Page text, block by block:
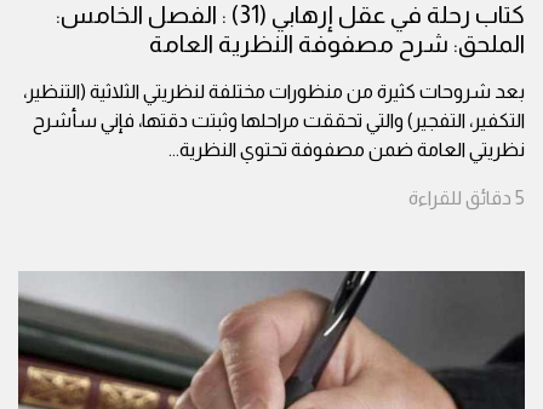
كتاب رحلة في عقل إرهابي (31) : الفصل الخامس:
الملحق: شرح مصفوفة النظرية العامة
بعد شروحات كثيرة من منظورات مختلفة لنظريتي الثلاثية (التنظير،
التكفير، التفجير) والتي تحققت مراحلها وثبتت دقتها، فإني سأشرح
نظريتي العامة ضمن مصفوفة تحتوي النظرية...
5 دقائق للقراءة